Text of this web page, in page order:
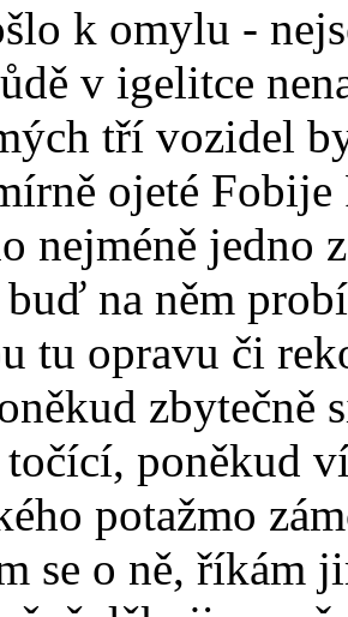
k omylu -
v igelitce
tří vozidel
ojeté Fobije
nejméně jedno
buď na něm
tu opravu či
poněkud
potažmo
se o ně, říkám